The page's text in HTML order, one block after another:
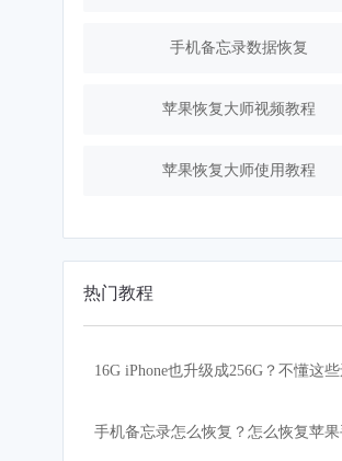
手机备忘录数据恢复
苹果恢复大师视频教程
苹果恢复大师使用教程
热门教程